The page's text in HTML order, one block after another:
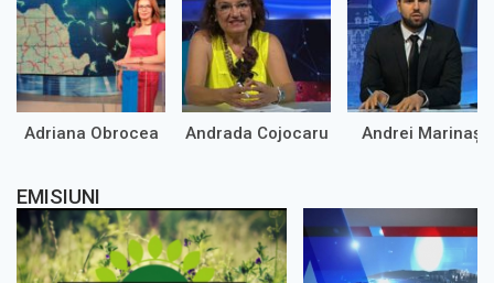
Adriana Obrocea Andrada Cojocaru Andrei Marinaș
EMISIUNI